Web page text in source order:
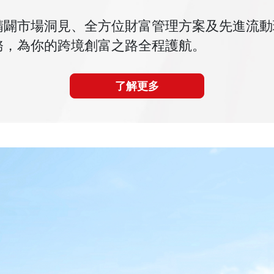
市場洞見、全方位財富管理方案及先進流
為你的跨境創富之路全程護航。
了解更多